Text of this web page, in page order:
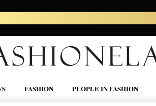
FASHION PEOPLE IN FASHION